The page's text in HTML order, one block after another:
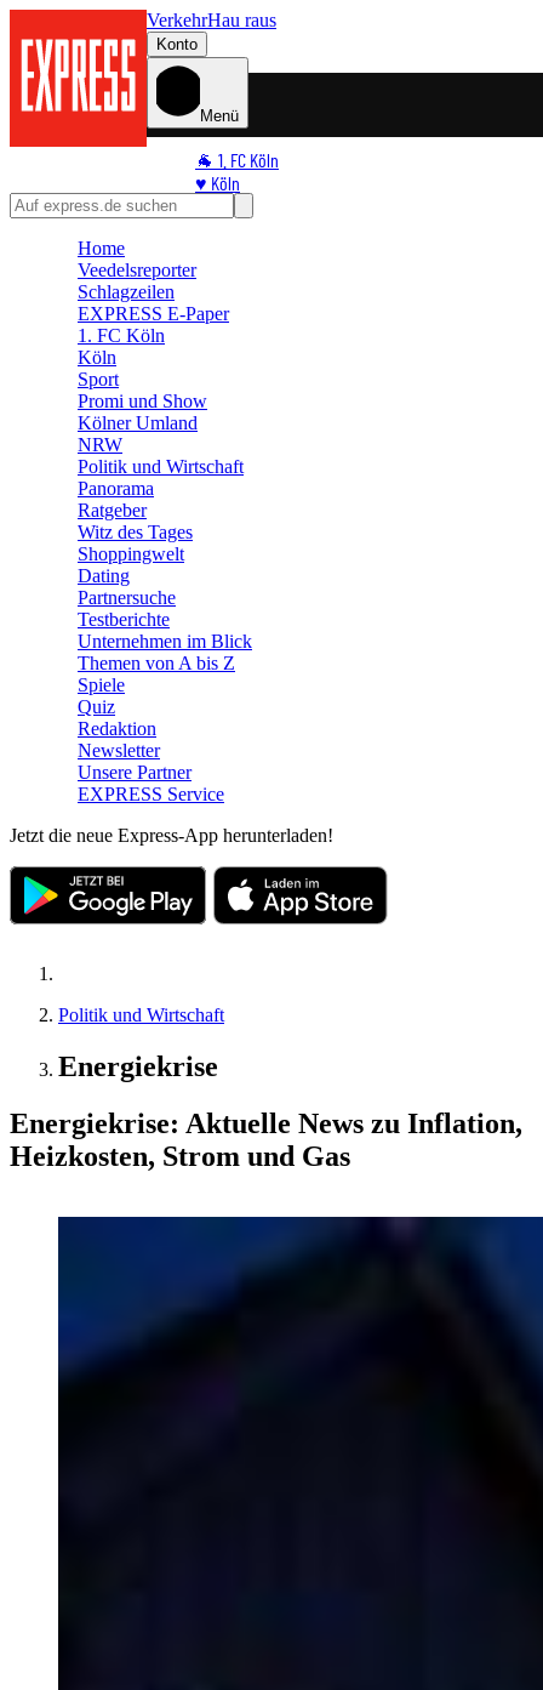
VerkehrHau raus
Konto
Menü
🐐 1. FC Köln
♥️ Köln
🛒 Shoppingwelt
Home
Veedelsreporter
Schlagzeilen
EXPRESS E-Paper
1. FC Köln
Köln
Sport
Promi und Show
Kölner Umland
NRW
Politik und Wirtschaft
Panorama
Ratgeber
Witz des Tages
Shoppingwelt
Dating
Partnersuche
Testberichte
Unternehmen im Blick
Themen von A bis Z
Spiele
Quiz
Redaktion
Newsletter
Unsere Partner
EXPRESS Service
Jetzt die neue Express-App herunterladen!
Politik und Wirtschaft
Energiekrise
Energiekrise: Aktuelle News zu Inflation,
Heizkosten, Strom und Gas